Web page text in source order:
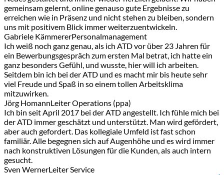
gemeinsam gelernt, online genauso gute Ergebnisse zu
erreichen wie in Präsenz und nicht stehen zu bleiben, sondern
uns mit positivem Blick immer weiterzuentwickeln.
Gabriele KämmererPersonalmanagement
Ich weiß noch ganz genau, als ich ATD vor über 23 Jahren für
ein Bewerbungsgespräch zum ersten Mal betrat, ich hatte ein
ganz besonders Gefühl, und wusste, hier will ich arbeiten.
Seitdem bin ich bei der ATD und es macht mir bis heute sehr
viel Freude und Spaß in so einem tollen Arbeitsklima
mitzuwirken.
Jörg HomannLeiter Operations (ppa)
Ich bin seit April 2017 bei der ATD angestellt. Ich fühle mich bei
der ATD immer geschätzt und unterstützt. Man wird gefördert,
aber auch gefordert. Das kollegiale Umfeld ist fast schon
familiär. Alle begegnen sich auf Augenhöhe und es wird immer
nach konstruktiven Lösungen für die Kunden, als auch intern
gesucht.
Sven WernerLeiter Service